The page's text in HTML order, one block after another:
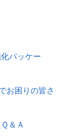
パッケー
お困りの皆さ
＆Ａ